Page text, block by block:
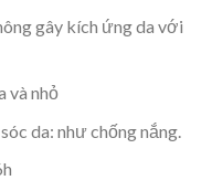
gây kích ứng da với
và nhỏ
da: như chống nắng.